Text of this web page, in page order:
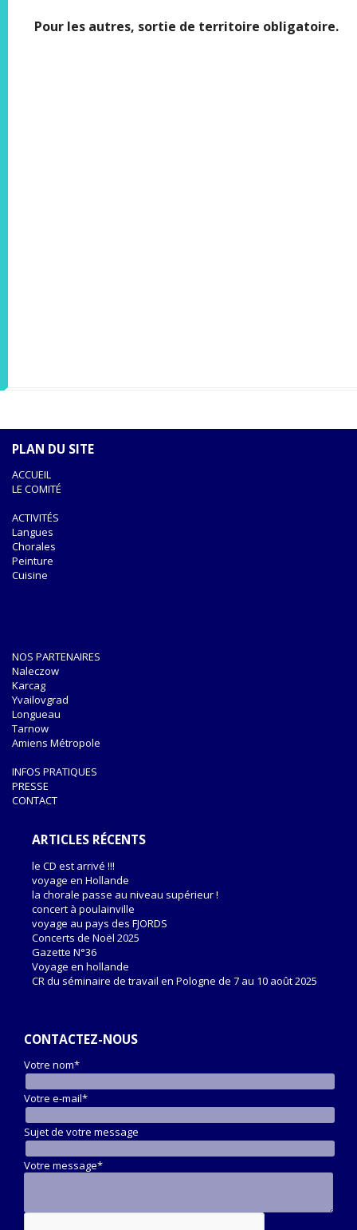
Pour les autres, sortie de territoire obligatoire.
PLAN DU SITE
ACCUEIL
LE COMITÉ
ACTIVITÉS
Langues
Chorales
Peinture
Cuisine
NOS PARTENAIRES
Naleczow
Karcag
Yvailovgrad
Longueau
Tarnow
Amiens Métropole
INFOS PRATIQUES
PRESSE
CONTACT
ARTICLES RÉCENTS
le CD est arrivé !!!
voyage en Hollande
la chorale passe au niveau supérieur !
concert à poulainville
voyage au pays des FJORDS
Concerts de Noël 2025
Gazette N°36
Voyage en hollande
CR du séminaire de travail en Pologne de 7 au 10 août 2025
CONTACTEZ-NOUS
Votre nom*
Votre e-mail*
Sujet de votre message
Votre message*